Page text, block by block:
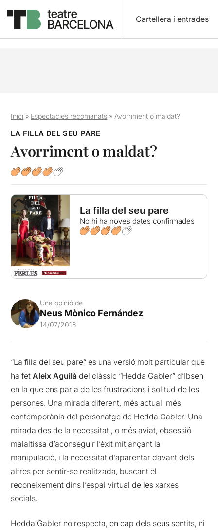
Cartellera i entrades
Inici » Espectacles recomanats » Avorriment o maldat?
LA FILLA DEL SEU PARE
Avorriment o maldat?
La filla del seu pare
No hi ha noves dates confirmades
Una opinió de
Neus Mònico Fernández
14/07/2018
“La filla del seu pare” és una versió molt particular que
ha fetAleix Aguilà del clàssic “Hedda Gabler” d’Ibsen
en la que ens parla de les frustracions i solitud de les
persones. Una mirada diferent, més actual, més
contemporània del personatge de Hedda Gabler. Una
mirada des de la necessitat , o més aviat, obsessió
malaltissa d’aconseguir l’èxit mitjançant la
manipulació, i la necessitat d’aparentar davant dels
altres per sentir-se realitzada, buscant el
reconeixement dins l’espai virtual de les xarxes
socials.
Hedda Gabler no respecta, en cap dels seus sentits, ni